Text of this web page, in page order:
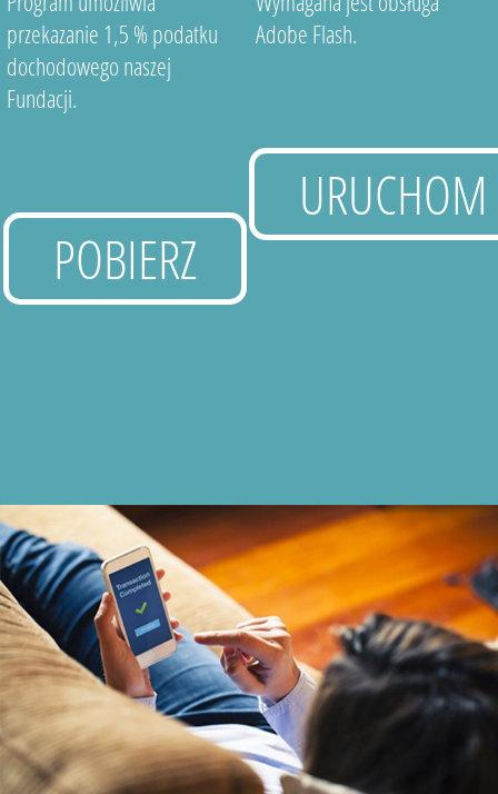
przekazanie 1,5 % podatku
dochodowego naszej
Fundacji.
POBIERZ
Adobe Flash.
URUCHOM